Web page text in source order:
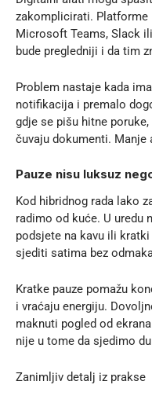
zakomplicirati. Platforme
Microsoft Teams, Slack ili
bude pregledniji i da tim
Problem nastaje kada
notifikacija i premalo
gdje se pišu hitne
čuvaju dokumenti.
Pauze nisu luksuz
Kod hibridnog rada lako
radimo od kuće. U uredu
podsjete na kavu ili
sjediti satima bez
Kratke pauze pomažu
i vraćaju energiju.
maknuti pogled od
nije u tome da sjedimo
Zanimljiv detalj iz prakse